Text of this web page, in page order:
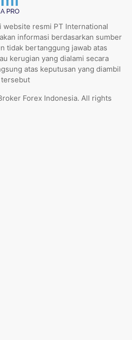
website resmi PT International
informasi berdasarkan sumber
tidak bertanggung jawab atas
kerugian yang dialami secara
atas keputusan yang diambil
Forex Indonesia. All rights